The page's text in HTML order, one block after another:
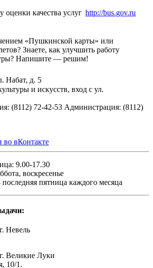
http://bus.gov.ru
«Пушкинской карты» или
Знаете, как улучшить работу
Напишите — решим!
Набат, д. 5
и искусств, вход с ул.
(8112) 72-42-53 Администрация: (8112)
во вКонтакте
9.00-17.30
воскресенье
пятница каждого месяца
Невель
Великие Луки
10/1.